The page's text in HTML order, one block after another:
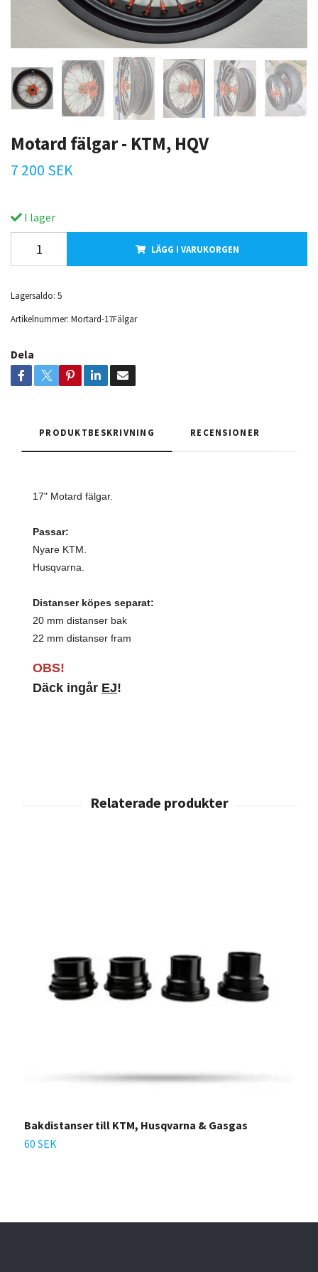
Motard fälgar - KTM, HQV
7 200 SEK
I lager
LÄGG I VARUKORGEN
Lagersaldo: 5
Artikelnummer: Mortard-17Fälgar
Dela
PRODUKTBESKRIVNING RECENSIONER
17" Motard fälgar.
Passar:
Nyare KTM.
Husqvarna.
Distanser köpes separat:
20 mm distanser bak
22 mm distanser fram
OBS!
Däck ingår EJ!
Bakdistanser till KTM, Husqvarna & Gasgas
60 SEK